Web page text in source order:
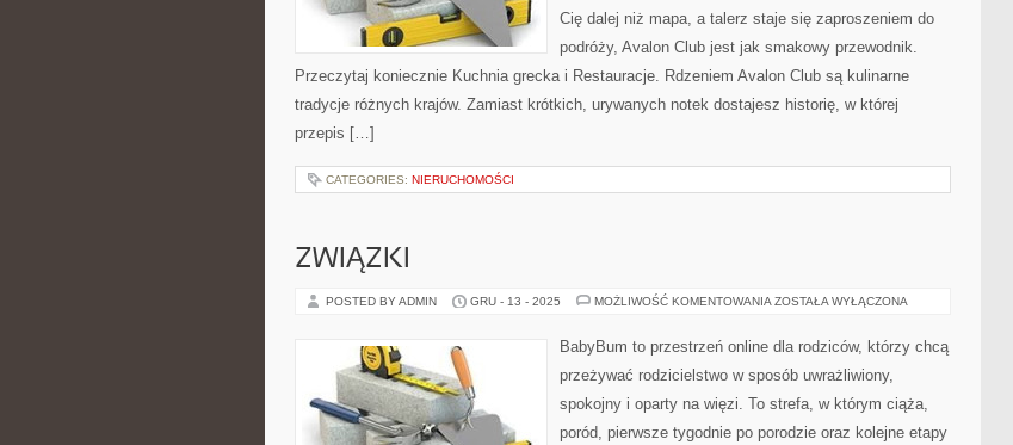
Cię dalej niż mapa, a talerz staje się zaproszeniem do
podróży, Avalon Club jest jak smakowy przewodnik.
Przeczytaj koniecznie Kuchnia grecka i Restauracje. Rdzeniem Avalon Club są kulinarne
tradycje różnych krajów. Zamiast krótkich, urywanych notek dostajesz historię, w której
przepis […]
CATEGORIES: NIERUCHOMOŚCI
ZWIĄZKI
POSTED BY ADMIN GRU - 13 - 2025 MOŻLIWOŚĆ KOMENTOWANIA ZWIĄZKI
ZOSTAŁA WYŁĄCZONA
BabyBum to przestrzeń online dla rodziców, którzy chcą
przeżywać rodzicielstwo w sposób uwrażliwiony,
spokojny i oparty na więzi. To strefa, w którym ciąża,
poród, pierwsze tygodnie po porodzie oraz kolejne etapy